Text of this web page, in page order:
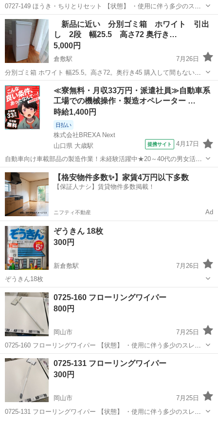
0727-149 ほうき・ちりとりセット 【状態】 ・使用に伴う多少のス
レ、キズ、落としきれない汚れなどございます ・詳細は現地でご確認
ください ・お値引きは出来かねますのでご了承願います ※中古品のた
め、...
岡山 岡山市 掃除用具 ちりとり
新品に近い 分別ゴミ箱 ホワイト 引出
し 2段 幅25.5 高さ72 奥行き…
5,000円
倉敷駅
7月26日
分別ゴミ箱 ホワイト 幅25.5。高さ72。奥行き45 購入して間もないで
す。 ゴミ箱としては使ってないです。 合わなかったため出品します。
ステッカーもついてます。
岡山 岡山市 倉敷駅 掃除用具
≪寮無料・月収33万円・派遣社員≫自動車系
工場での機械操作・製造オペレーター …
時給1,400円
日払い
株式会社BREXA Next
山口県 大歳駅
提携サイト 4月17日
自動車向け車載部品の製造作業！未経験活躍中★20～40代の男女活躍
中！友達同士での応募OK！備品付きワンルーム寮費無料！赴任旅費会
社負担！生活支援物資事前対応可◎格安食堂利用可！年間休日135日
♪《山口県山口市》 人気の工...
山口 山口市 大歳駅 その他
【格安物件多数✨】家賃4万円以下多数
【保証人ナシ】賃貸物件多数掲載！
ニフティ不動産 Ad
ぞうきん 18枚
300円
新倉敷駅
7月26日
ぞうきん18枚
岡山 倉敷市 掃除用具
0725-160 フローリングワイパー
800円
岡山市
7月25日
0725-160 フローリングワイパー 【状態】 ・使用に伴う多少のスレ、
キズ、落としきれない汚れなどございます ・詳細は現地でご確認くだ
さい ・お値引きは出来かねますのでご了承願います ※中古品のため、
岡山 岡山市 掃除用具 ワイパー
0725-131 フローリングワイパー
300円
岡山市
7月25日
0725-131 フローリングワイパー 【状態】 ・使用に伴う多少のスレ、